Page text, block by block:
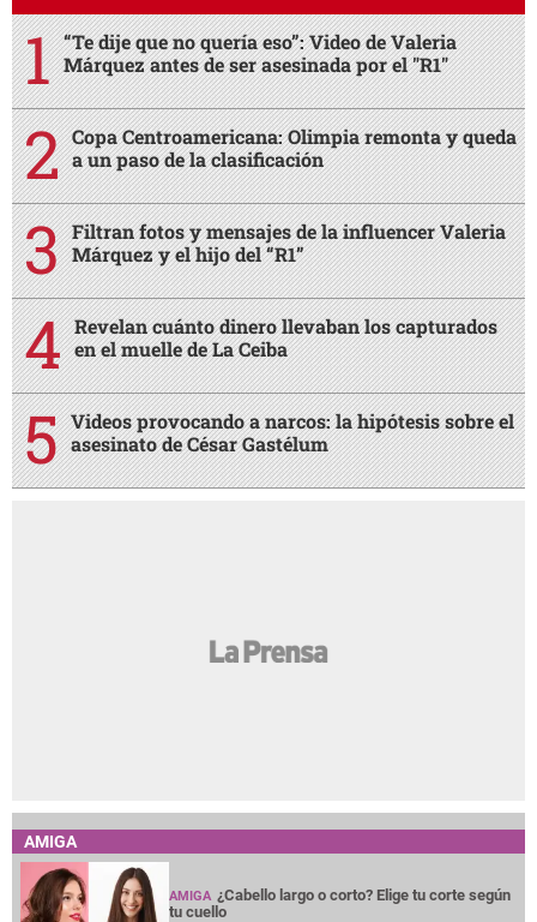
“Te dije que no quería eso”: Video de Valeria
Márquez antes de ser asesinada por el "R1"
Copa Centroamericana: Olimpia remonta y queda
a un paso de la clasificación
Filtran fotos y mensajes de la influencer Valeria
Márquez y el hijo del “R1”
Revelan cuánto dinero llevaban los capturados
en el muelle de La Ceiba
Videos provocando a narcos: la hipótesis sobre el
asesinato de César Gastélum
AMIGA
AMIGA ¿Cabello largo o corto? Elige tu corte según
tu cuello